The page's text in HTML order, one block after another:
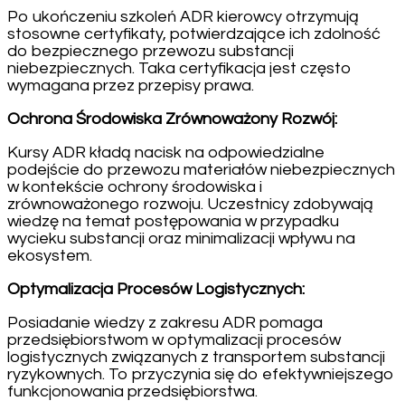
Po ukończeniu szkoleń ADR kierowcy otrzymują
stosowne certyfikaty, potwierdzające ich zdolność
do bezpiecznego przewozu substancji
niebezpiecznych. Taka certyfikacja jest często
wymagana przez przepisy prawa.
Ochrona Środowiska Zrównoważony Rozwój:
Kursy ADR kładą nacisk na odpowiedzialne
podejście do przewozu materiałów niebezpiecznych
w kontekście ochrony środowiska i
zrównoważonego rozwoju. Uczestnicy zdobywają
wiedzę na temat postępowania w przypadku
wycieku substancji oraz minimalizacji wpływu na
ekosystem.
Optymalizacja Procesów Logistycznych:
Posiadanie wiedzy z zakresu ADR pomaga
przedsiębiorstwom w optymalizacji procesów
logistycznych związanych z transportem substancji
ryzykownych. To przyczynia się do efektywniejszego
funkcjonowania przedsiębiorstwa.